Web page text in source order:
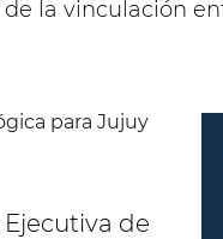
la vinculación
de